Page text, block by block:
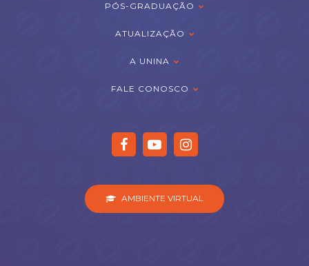
PÓS-GRADUAÇÃO
ATUALIZAÇÃO
A UNINA
FALE CONOSCO
AMBIENTE VIRTUAL